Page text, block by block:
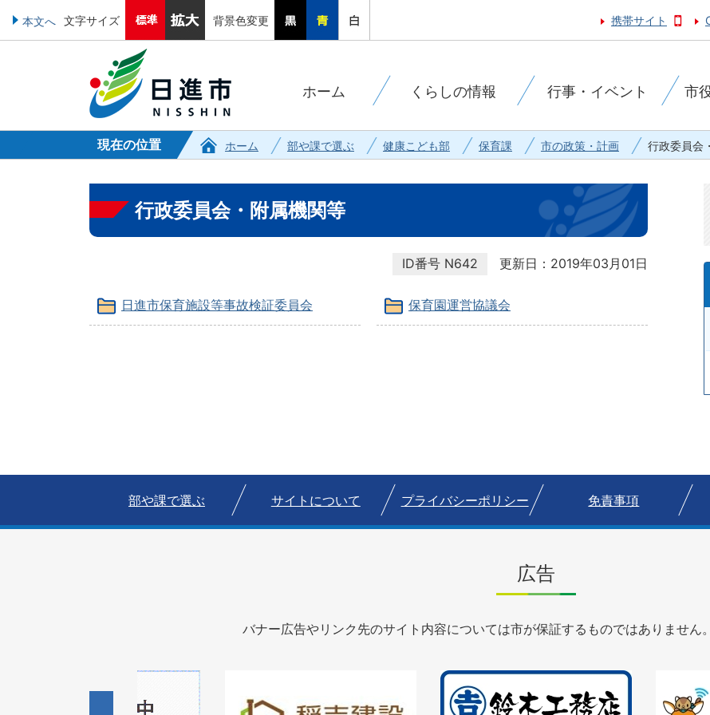
本文へ 文字サイズ 背景色変更 携帯サイト
ホーム くらしの情報 行事・イベント 市
現在の位置 ホーム 部や課で選ぶ 健康こども部 保育課 市の政策・計画 行政委員会
行政委員会・附属機関等
ID番号 N642 更新日：2019年03月01日
日進市保育施設等事故検証委員会 保育園運営協議会
部や課で選ぶ サイトについて プライバシーポリシー 免責事項
広告
バナー広告やリンク先のサイト内容については市が保証するものではありません。
2
枚
枚